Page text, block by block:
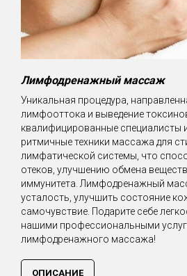
Лимфодренажный массаж
Уникальная процедура,
лимфооттока и выведение
квалифицированные специалисты
ритмичные техники массажа для
лимфатической системы, что
отеков, улучшению обмена
иммунитета. Лимфодренажный
усталость, улучшить состояние
самочувствие. Подарите себе
нашими профессиональными
лимфодренажного массажа!
ОПИСАНИЕ